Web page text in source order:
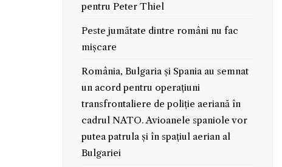
pentru Peter Thiel
Peste jumătate dintre români nu fac
mișcare
România, Bulgaria și Spania au semnat
un acord pentru operațiuni
transfrontaliere de poliție aeriană în
cadrul NATO. Avioanele spaniole vor
putea patrula și în spațiul aerian al
Bulgariei